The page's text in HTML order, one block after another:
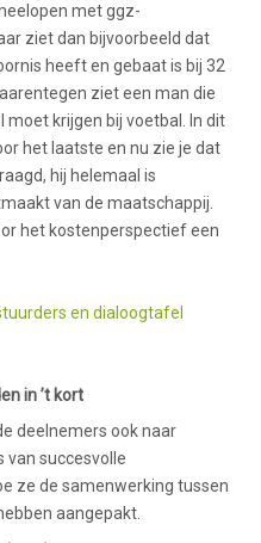
met ggz-
ziet dan bijvoorbeeld dat
heeft en gebaat is bij 32
ziet een man die
krijgen bij voetbal. In dit
het laatste en nu zie je dat
hij helemaal is
van de maatschappij.
het kostenperspectief een
en dialoogtafel
in ’t kort
deelnemers ook naar
succesvolle
ze de samenwerking tussen
aangepakt.